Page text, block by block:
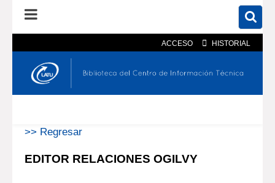
ACCESO HISTORIAL
En el catálogo En el sitio
>> Regresar
EDITOR RELACIONES OGILVY